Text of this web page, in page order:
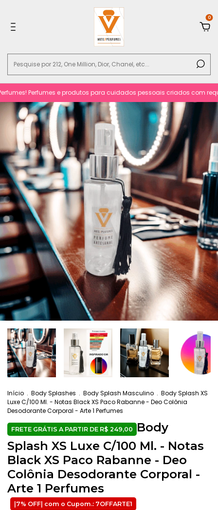
0
Perfumes e produtos para cuidados pessoais criados com
Início . Body Splashes . Body Splash Masculino . Body Splash XS
Luxe C/100 Ml. - Notas Black XS Paco Rabanne - Deo Colônia
Desodorante Corporal - Arte 1 Perfumes
Body
Splash XS Luxe C/100 Ml. - Notas
Black XS Paco Rabanne - Deo
Colônia Desodorante Corporal -
Arte 1 Perfumes